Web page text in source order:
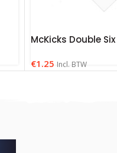
McKicks Double
€1.25 Incl. BTW